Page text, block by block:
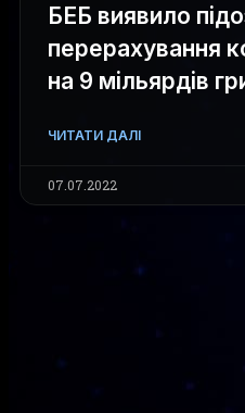
БЕБ виявило
перерахування
на 9 мільярдів
ЧИТАТИ ДАЛІ
07.07.2022